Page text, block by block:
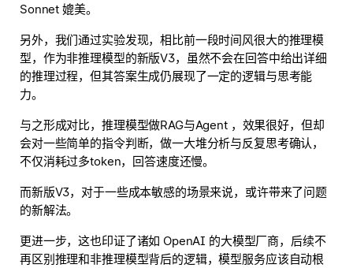
Sonnet 媲美。
另外，我们通过实验发现，相比前一段时间风很大的推理模
型，作为非推理模型的新版V3，虽然不会在回答中给出详细
的推理过程，但其答案生成仍展现了一定的逻辑与思考能
力。
与之形成对比，推理模型做RAG与Agent ，效果很好，但却
会对一些简单的指令判断，做一大堆分析与反复思考确认，
不仅消耗过多token，回答速度还慢。
而新版V3，对于一些成本敏感的场景来说，或许带来了问题
的新解法。
更进一步，这也印证了诸如 OpenAI 的大模型厂商，后续不
再区别推理和非推理模型背后的逻辑，模型服务应该自动根